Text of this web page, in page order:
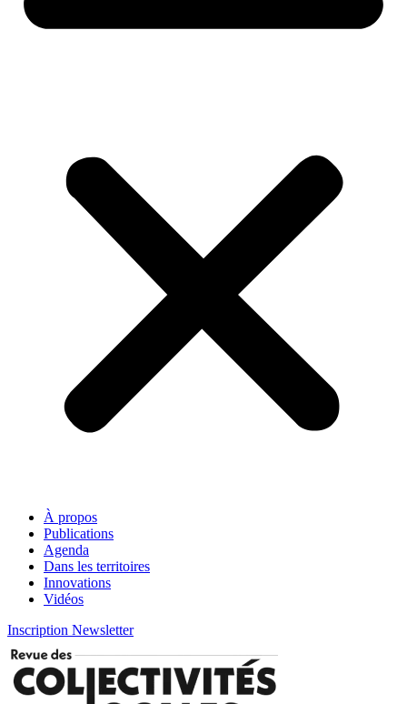
À propos
Publications
Agenda
Dans les territoires
Innovations
Vidéos
Inscription Newsletter